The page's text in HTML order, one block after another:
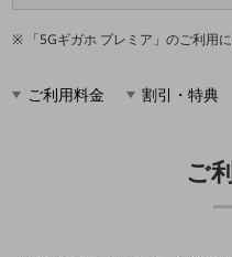
業種・業態で探す
自治体
「5Gギガホ プレミア」のご利用
ご利用料金 割引・特典
ご